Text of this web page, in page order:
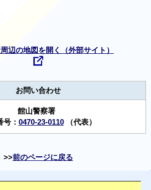
辺の地図を開く（外部サイト）
お問い合わせ
館山警察署
号： 0470-23-0110（代表）
前のページに戻る